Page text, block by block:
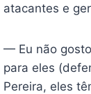
atacantes e
— Eu não
para eles
Pereira, eles